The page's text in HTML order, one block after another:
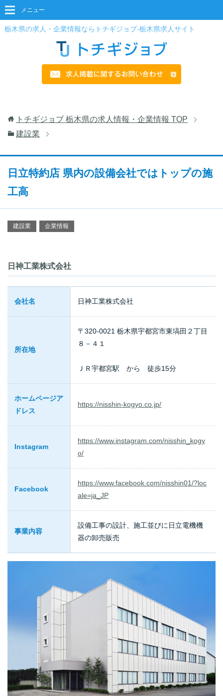
栃木県の求人・企業情報ならトチギジョブ-栃木県求人サイト
メニュー
トチギジョブ 栃木県の求人情報・企業情報 TOP
建設業
日立特約店 県内の設備会社ではトップの施
工高
建設業 企業情報
日神工業株式会社
会社名 日神工業株式会社
所在地
〒320-0021 栃木県宇都宮市東塙田２丁目
８－４１
ＪＲ宇都宮駅 から 徒歩15分
ホームページア
ドレス
https://nisshin-kogyo.co.jp/
Instagram
https://www.instagram.com/nisshin_kogy
o/
Facebook
https://www.facebook.com/nisshin01/?loc
ale=ja_JP
事業内容
設備工事の設計、施工並びに日立電機機
器の卸売販売